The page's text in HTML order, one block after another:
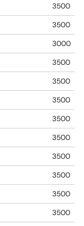
3500
3500
3000
3500
3500
3500
3500
3500
3500
3500
3500
3500